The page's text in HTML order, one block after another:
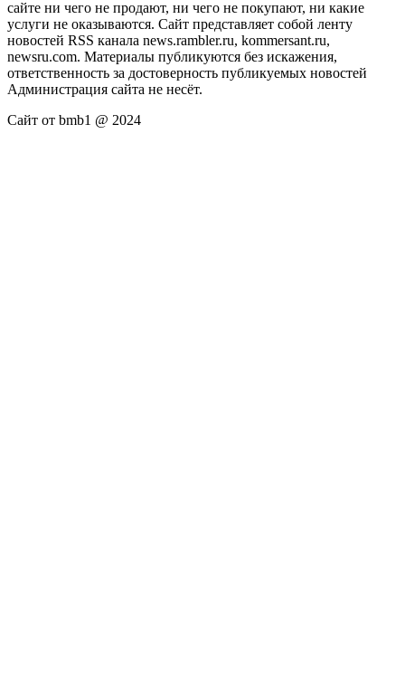
сайте ни чего не продают, ни чего не покупают, ни какие
услуги не оказываются. Сайт представляет собой ленту
новостей RSS канала news.rambler.ru, kommersant.ru,
newsru.com. Материалы публикуются без искажения,
ответственность за достоверность публикуемых новостей
Администрация сайта не несёт.
Сайт от bmb1 @ 2024